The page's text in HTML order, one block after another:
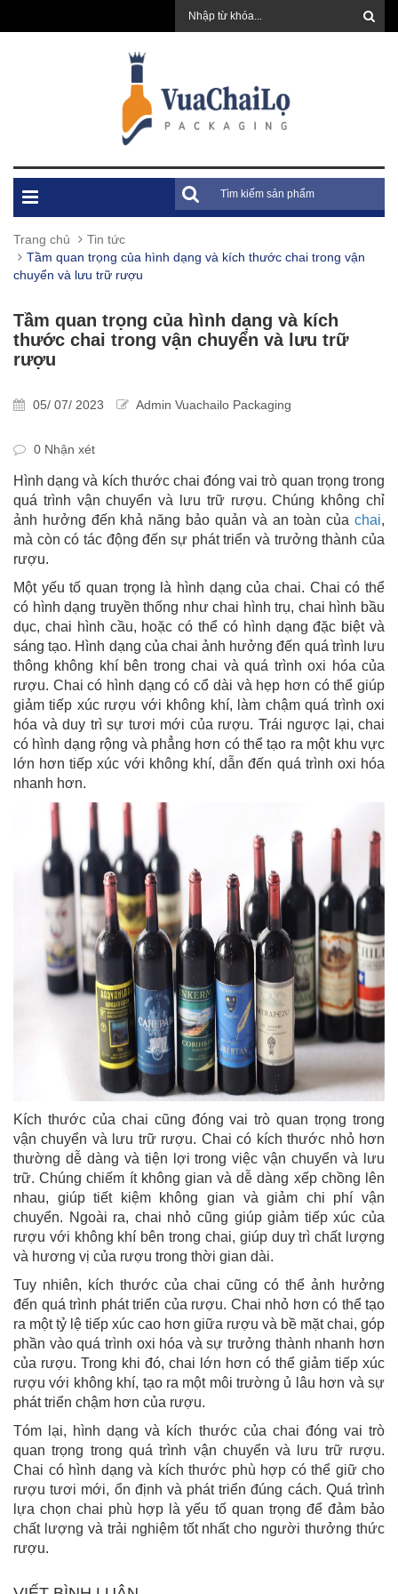
Trang chủ
Tin tức
Tầm quan trọng của hình dạng và kích thước chai trong vận
chuyển và lưu trữ rượu
Tầm quan trọng của hình dạng và kích
thước chai trong vận chuyển và lưu trữ
rượu
05/ 07/ 2023 Admin Vuachailo Packaging
0 Nhận xét
Hình dạng và kích thước chai đóng vai trò quan trọng trong
quá trình vận chuyển và lưu trữ rượu. Chúng không chỉ
ảnh hưởng đến khả năng bảo quản và an toàn của chai,
mà còn có tác động đến sự phát triển và trưởng thành của
rượu.
Một yếu tố quan trọng là hình dạng của chai. Chai có thể
có hình dạng truyền thống như chai hình trụ, chai hình bầu
dục, chai hình cầu, hoặc có thể có hình dạng đặc biệt và
sáng tạo. Hình dạng của chai ảnh hưởng đến quá trình lưu
thông không khí bên trong chai và quá trình oxi hóa của
rượu. Chai có hình dạng có cổ dài và hẹp hơn có thể giúp
giảm tiếp xúc rượu với không khí, làm chậm quá trình oxi
hóa và duy trì sự tươi mới của rượu. Trái ngược lại, chai
có hình dạng rộng và phẳng hơn có thể tạo ra một khu vực
lớn hơn tiếp xúc với không khí, dẫn đến quá trình oxi hóa
nhanh hơn.
Kích thước của chai cũng đóng vai trò quan trọng trong
vận chuyển và lưu trữ rượu. Chai có kích thước nhỏ hơn
thường dễ dàng và tiện lợi trong việc vận chuyển và lưu
trữ. Chúng chiếm ít không gian và dễ dàng xếp chồng lên
nhau, giúp tiết kiệm không gian và giảm chi phí vận
chuyển. Ngoài ra, chai nhỏ cũng giúp giảm tiếp xúc của
rượu với không khí bên trong chai, giúp duy trì chất lượng
và hương vị của rượu trong thời gian dài.
Tuy nhiên, kích thước của chai cũng có thể ảnh hưởng
đến quá trình phát triển của rượu. Chai nhỏ hơn có thể tạo
ra một tỷ lệ tiếp xúc cao hơn giữa rượu và bề mặt chai, góp
phần vào quá trình oxi hóa và sự trưởng thành nhanh hơn
của rượu. Trong khi đó, chai lớn hơn có thể giảm tiếp xúc
rượu với không khí, tạo ra một môi trường ủ lâu hơn và sự
phát triển chậm hơn của rượu.
Tóm lại, hình dạng và kích thước của chai đóng vai trò
quan trọng trong quá trình vận chuyển và lưu trữ rượu.
Chai có hình dạng và kích thước phù hợp có thể giữ cho
rượu tươi mới, ổn định và phát triển đúng cách. Quá trình
lựa chọn chai phù hợp là yếu tố quan trọng để đảm bảo
chất lượng và trải nghiệm tốt nhất cho người thưởng thức
rượu.